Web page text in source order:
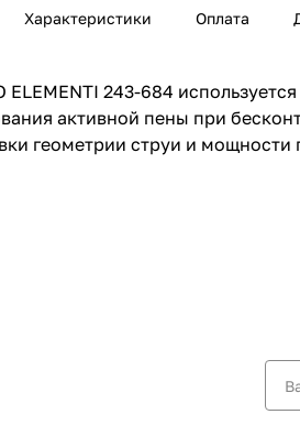
Характеристики Оплата
ELEMENTI 243-684
активной пены при
геометрии струи и мощности